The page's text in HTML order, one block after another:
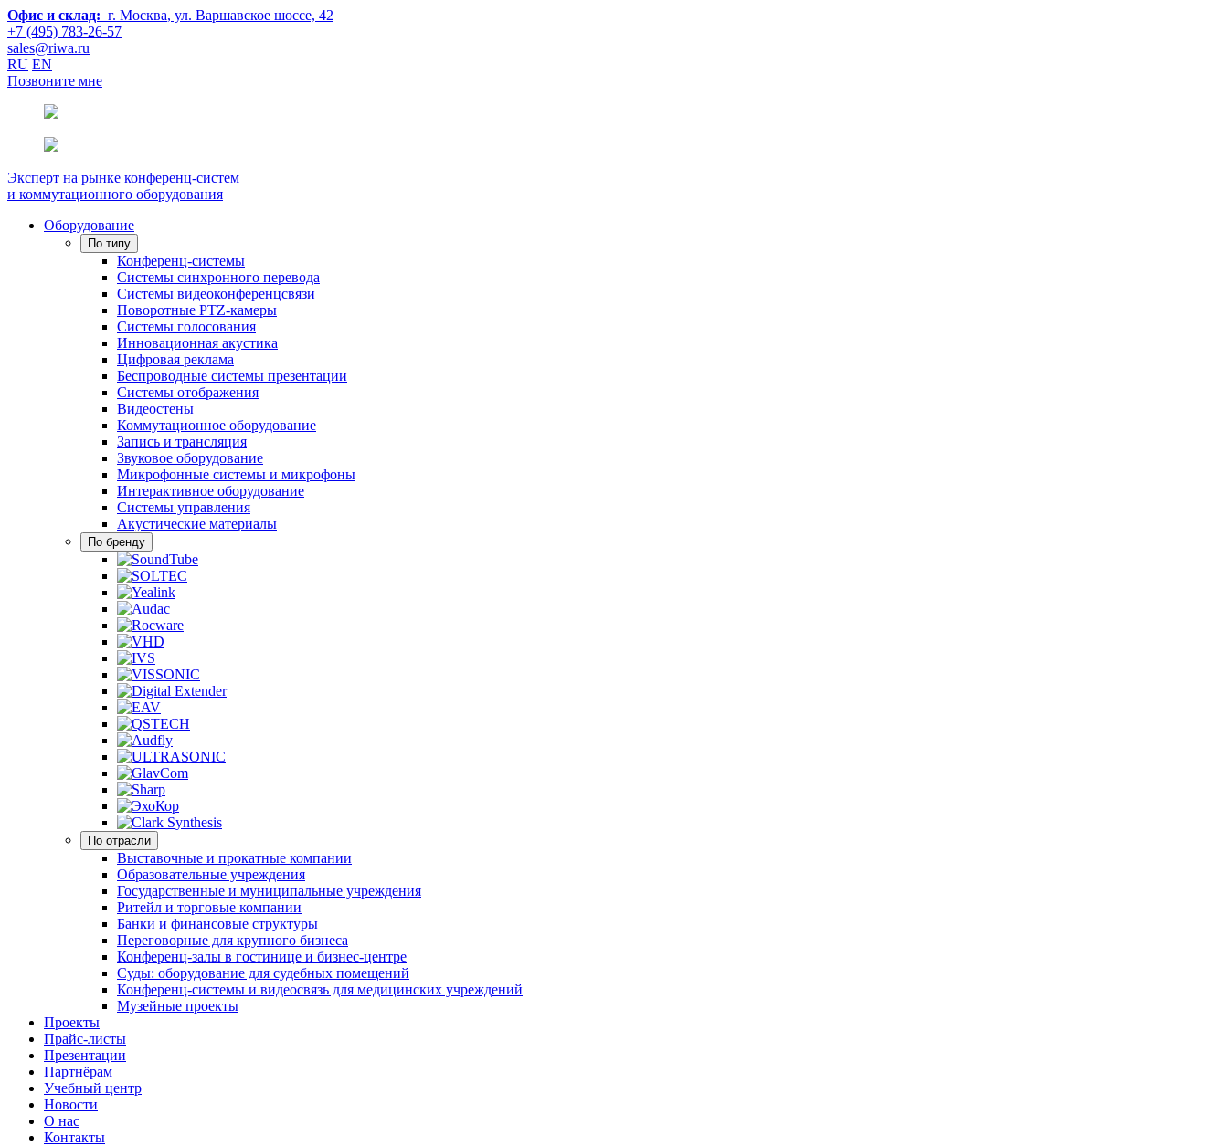
Офис и склад: г. Москва, ул. Варшавское шоссе, 42
+7 (495) 783-26-57
sales@riwa.ru
RU EN
Позвоните мне
Эксперт на рынке конференц-систем
и коммутационного оборудования
Оборудование
По типу
Конференц-системы
Системы синхронного перевода
Системы видеоконференцсвязи
Поворотные PTZ-камеры
Системы голосования
Инновационная акустика
Цифровая реклама
Беспроводные системы презентации
Системы отображения
Видеостены
Коммутационное оборудование
Запись и трансляция
Звуковое оборудование
Микрофонные системы и микрофоны
Интерактивное оборудование
Системы управления
Акустические материалы
По бренду
По отрасли
Выставочные и прокатные компании
Образовательные учреждения
Государственные и муниципальные учреждения
Ритейл и торговые компании
Банки и финансовые структуры
Переговорные для крупного бизнеса
Конференц-залы в гостинице и бизнес-центре
Суды: оборудование для судебных помещений
Конференц-системы и видеосвязь для медицинских учреждений
Музейные проекты
Проекты
Прайс-листы
Презентации
Партнёрам
Учебный центр
Новости
О нас
Контакты